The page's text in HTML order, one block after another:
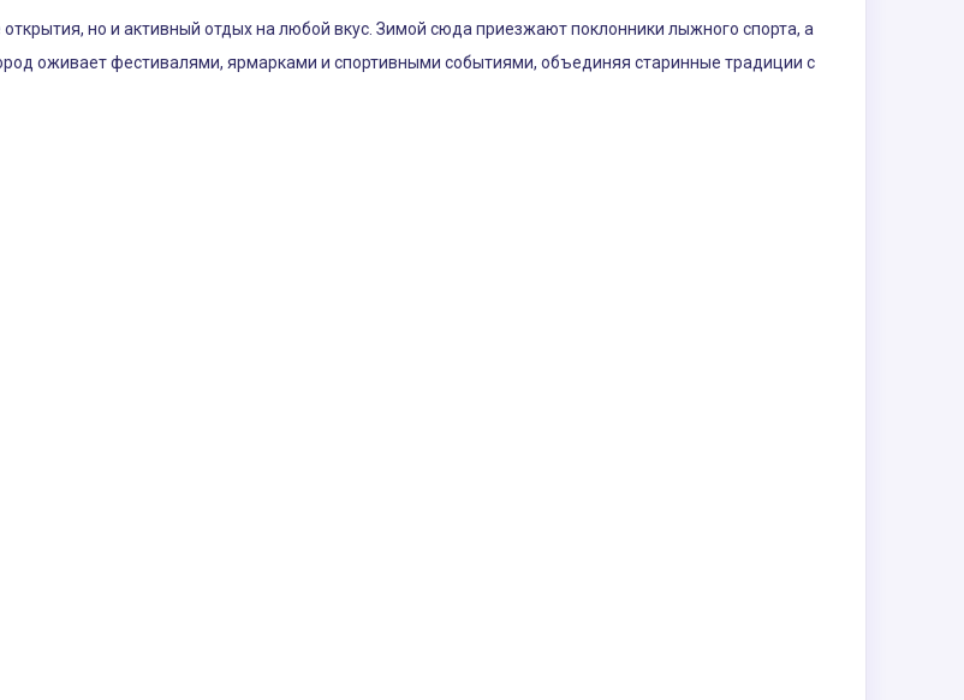
открытия, но и активный отдых на любой вкус. Зимой сюда приезжают поклонники лыжного спорта, а
оживает фестивалями, ярмарками и спортивными событиями, объединяя старинные традиции с